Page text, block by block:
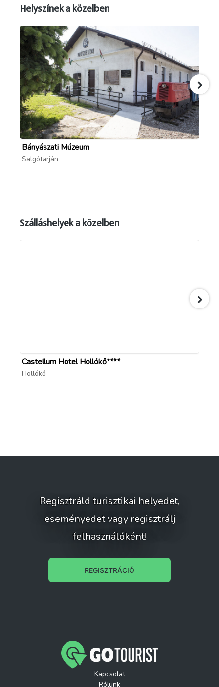
Helyszínek a közelben
Bányászati Múzeum
Salgótarján
Szálláshelyek a közelben
Castellum Hotel Hollókő****
Hollókő
Regisztráld turisztikai helyedet,
eseményedet vagy regisztrálj
felhasználóként!
REGISZTRÁCIÓ
Kapcsolat
Rólunk